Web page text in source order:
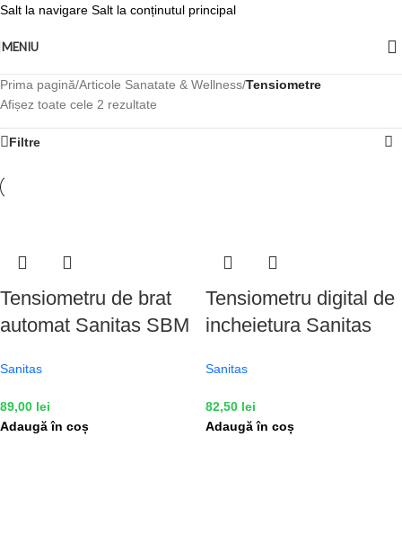
Salt la navigare Salt la conținutul principal
MENIU
Prima pagină/Articole Sanatate & Wellness/Tensiometre
Afișez toate cele 2 rezultate
Filtre
Tensiometru de brat
automat Sanitas SBM
Sanitas
89,00 lei
Adaugă în coș
Tensiometru digital de
incheietura Sanitas
Alb
Sanitas
82,50 lei
Adaugă în coș